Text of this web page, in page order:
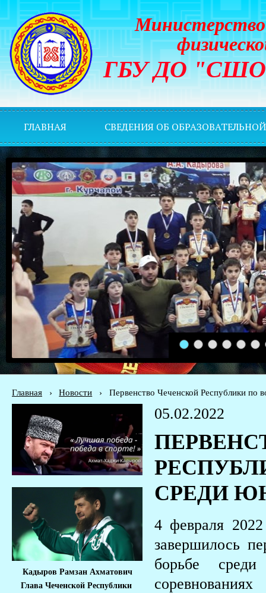
Министерство
ГБУ ДО "СШОР
ГЛАВНАЯ СВЕДЕНИЯ ОБ
1 2 3 4 5 6
Главная › Новости › Первенство Чеченской Республики по
Кадыров Рамзан Ахматович
Глава Чеченской Республики
05.02.2022
СРЕДИ
4 февраля
завершилось
борьбе